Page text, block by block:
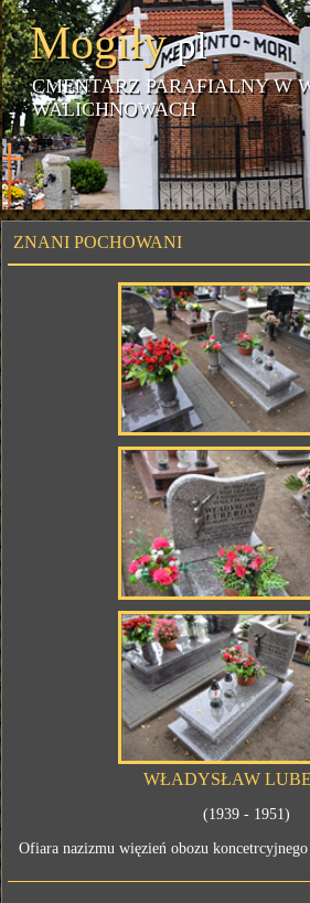
Mogiły.pl
CMENTARZ PARAFIALNY W
WALICHNOWACH
ZNANI POCHOWANI
WŁADYSŁAW
(1939 - 1951)
Ofiara nazizmu więzień obozu